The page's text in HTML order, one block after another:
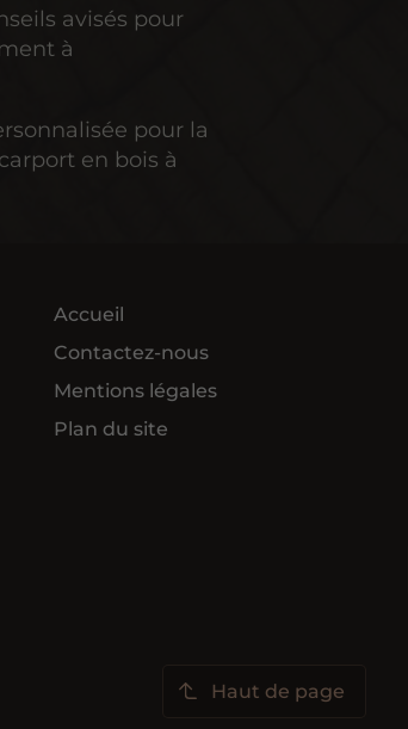
avisés pour
à
pour la
en bois à
Accueil
Contactez-nous
Mentions légales
Plan du site
Haut de page